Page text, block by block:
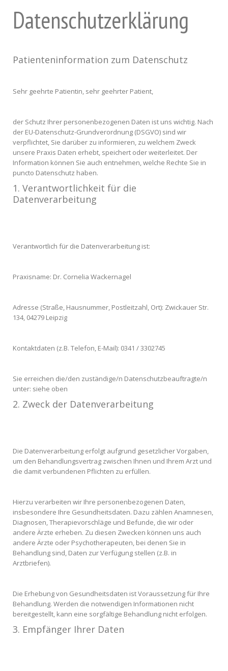
Datenschutzerklärung
Patienteninformation zum Datenschutz
Sehr geehrte Patientin, sehr geehrter Patient,
der Schutz Ihrer personenbezogenen Daten ist uns wichtig. Nach
der EU-Datenschutz-Grundverordnung (DSGVO) sind wir
verpflichtet, Sie darüber zu informieren, zu welchem Zweck
unsere Praxis Daten erhebt, speichert oder weiterleitet. Der
Information können Sie auch entnehmen, welche Rechte Sie in
puncto Datenschutz haben.
1. Verantwortlichkeit für die
Datenverarbeitung
Verantwortlich für die Datenverarbeitung ist:
Praxisname: Dr. Cornelia Wackernagel
Adresse (Straße, Hausnummer, Postleitzahl, Ort): Zwickauer Str.
134, 04279 Leipzig
Kontaktdaten (z.B. Telefon, E-Mail): 0341 / 3302745
Sie erreichen die/den zuständige/n Datenschutzbeauftragte/n
unter: siehe oben
2. Zweck der Datenverarbeitung
Die Datenverarbeitung erfolgt aufgrund gesetzlicher Vorgaben,
um den Behandlungsvertrag zwischen Ihnen und Ihrem Arzt und
die damit verbundenen Pflichten zu erfüllen.
Hierzu verarbeiten wir Ihre personenbezogenen Daten,
insbesondere Ihre Gesundheitsdaten. Dazu zählen Anamnesen,
Diagnosen, Therapievorschläge und Befunde, die wir oder
andere Ärzte erheben. Zu diesen Zwecken können uns auch
andere Ärzte oder Psychotherapeuten, bei denen Sie in
Behandlung sind, Daten zur Verfügung stellen (z.B. in
Arztbriefen).
Die Erhebung von Gesundheitsdaten ist Voraussetzung für Ihre
Behandlung. Werden die notwendigen Informationen nicht
bereitgestellt, kann eine sorgfältige Behandlung nicht erfolgen.
3. Empfänger Ihrer Daten